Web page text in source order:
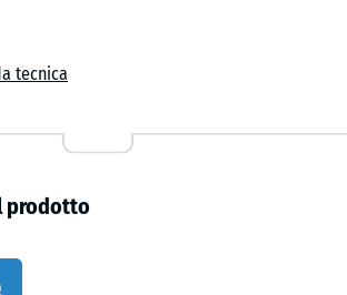
palestre, sale eventi e aree ricreative per
o dal responsabile del progetto in base alla
prescrizioni applicabili.
s1 viene realizzato durante la produzione
L'additivo viene incorporato nella miscela
e non può essere applicato
dell'ordine.
tecnica
prodotto